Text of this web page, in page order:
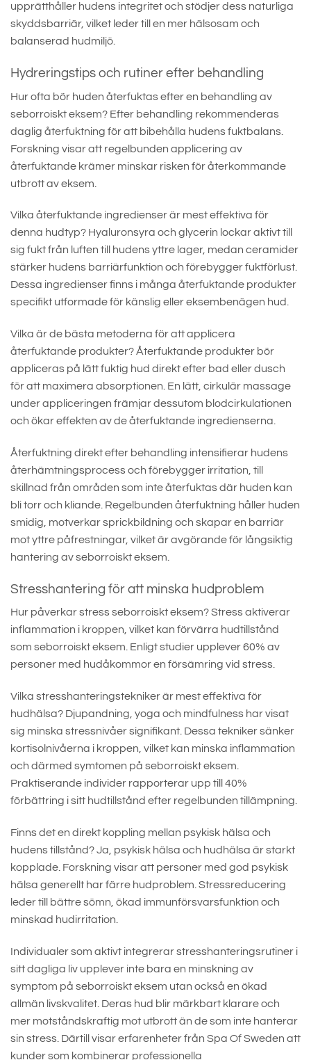
upprätthåller hudens integritet och stödjer dess naturliga
skyddsbarriär, vilket leder till en mer hälsosam och
balanserad hudmiljö.
Hydreringstips och rutiner efter behandling
Hur ofta bör huden återfuktas efter en behandling av
seborroiskt eksem? Efter behandling rekommenderas
daglig återfuktning för att bibehålla hudens fuktbalans.
Forskning visar att regelbunden applicering av
återfuktande krämer minskar risken för återkommande
utbrott av eksem.
Vilka återfuktande ingredienser är mest effektiva för
denna hudtyp? Hyaluronsyra och glycerin lockar aktivt till
sig fukt från luften till hudens yttre lager, medan ceramider
stärker hudens barriärfunktion och förebygger fuktförlust.
Dessa ingredienser finns i många återfuktande produkter
specifikt utformade för känslig eller eksembenägen hud.
Vilka är de bästa metoderna för att applicera
återfuktande produkter? Återfuktande produkter bör
appliceras på lätt fuktig hud direkt efter bad eller dusch
för att maximera absorptionen. En lätt, cirkulär massage
under appliceringen främjar dessutom blodcirkulationen
och ökar effekten av de återfuktande ingredienserna.
Återfuktning direkt efter behandling intensifierar hudens
återhämtningsprocess och förebygger irritation, till
skillnad från områden som inte återfuktas där huden kan
bli torr och kliande. Regelbunden återfuktning håller huden
smidig, motverkar sprickbildning och skapar en barriär
mot yttre påfrestningar, vilket är avgörande för långsiktig
hantering av seborroiskt eksem.
Stresshantering för att minska hudproblem
Hur påverkar stress seborroiskt eksem? Stress aktiverar
inflammation i kroppen, vilket kan förvärra hudtillstånd
som seborroiskt eksem. Enligt studier upplever 60% av
personer med hudåkommor en försämring vid stress.
Vilka stresshanteringstekniker är mest effektiva för
hudhälsa? Djupandning, yoga och mindfulness har visat
sig minska stressnivåer signifikant. Dessa tekniker sänker
kortisolnivåerna i kroppen, vilket kan minska inflammation
och därmed symtomen på seborroiskt eksem.
Praktiserande individer rapporterar upp till 40%
förbättring i sitt hudtillstånd efter regelbunden tillämpning.
Finns det en direkt koppling mellan psykisk hälsa och
hudens tillstånd? Ja, psykisk hälsa och hudhälsa är starkt
kopplade. Forskning visar att personer med god psykisk
hälsa generellt har färre hudproblem. Stressreducering
leder till bättre sömn, ökad immunförsvarsfunktion och
minskad hudirritation.
Individualer som aktivt integrerar stresshanteringsrutiner i
sitt dagliga liv upplever inte bara en minskning av
symptom på seborroiskt eksem utan också en ökad
allmän livskvalitet. Deras hud blir märkbart klarare och
mer motståndskraftig mot utbrott än de som inte hanterar
sin stress. Därtill visar erfarenheter från Spa Of Sweden att
kunder som kombinerar professionella